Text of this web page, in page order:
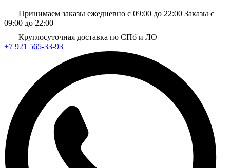
Принимаем заказы ежедневно с 09:00 до 22:00 Заказы с
09:00 до 22:00
Круглосуточная доставка по СПб и ЛО
+7 921 565-33-93